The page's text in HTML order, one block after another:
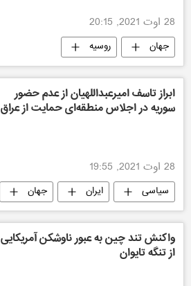
28 اوت 2021, 20:15
جهان روسیه
ابراز تاسف امیرعبداللهیان از عدم حضور
سوریه در اجلاس منطقه‌ای حمایت از عراق
28 اوت 2021, 19:55
سیاسی ایران جهان
واکنش تند چین به عبور ناوشکن آمریکایی
از تنگه تایوان